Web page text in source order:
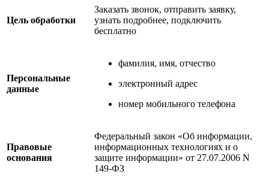
Цель обработки
Заказать звонок, отправить заявку,
узнать подробнее, подключить
бесплатно
Персональные
данные
фамилия, имя, отчество
электронный адрес
номер мобильного телефона
Правовые
основания
Федеральный закон «Об информации,
информационных технологиях и о
защите информации» от 27.07.2006 N
149-ФЗ